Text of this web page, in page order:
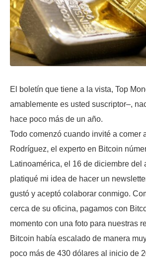
El boletín que tiene a la vista, Top
amablemente es usted suscriptor–,
hace poco más de un año.
Todo comenzó cuando invité a comer
Rodríguez, el experto en Bitcoin
Latinoamérica, el 16 de diciembre del
platiqué mi idea de hacer un
gustó y aceptó colaborar conmigo.
cerca de su oficina, pagamos con
momento con una foto para nuestras
Bitcoin había escalado de manera
poco más de 430 dólares al inicio de